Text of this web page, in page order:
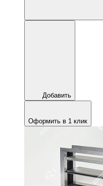
Добавить
Оформить в 1 клик